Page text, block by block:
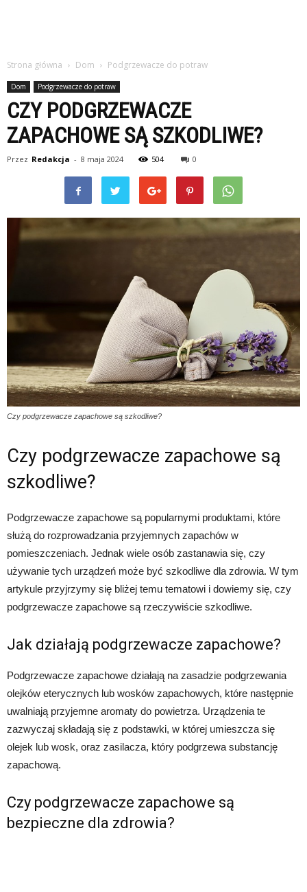
Strona główna Dom Podgrzewacze do potraw
Dom Podgrzewacze do potraw
CZY PODGRZEWACZE
ZAPACHOWE SĄ SZKODLIWE?
Przez Redakcja - 8 maja 2024 504 0
Czy podgrzewacze zapachowe są szkodliwe?
Czy podgrzewacze zapachowe są
szkodliwe?
Podgrzewacze zapachowe są popularnymi produktami, które
służą do rozprowadzania przyjemnych zapachów w
pomieszczeniach. Jednak wiele osób zastanawia się, czy
używanie tych urządzeń może być szkodliwe dla zdrowia. W tym
artykule przyjrzymy się bliżej temu tematowi i dowiemy się, czy
podgrzewacze zapachowe są rzeczywiście szkodliwe.
Jak działają podgrzewacze zapachowe?
Podgrzewacze zapachowe działają na zasadzie podgrzewania
olejków eterycznych lub wosków zapachowych, które następnie
uwalniają przyjemne aromaty do powietrza. Urządzenia te
zazwyczaj składają się z podstawki, w której umieszcza się
olejek lub wosk, oraz zasilacza, który podgrzewa substancję
zapachową.
Czy podgrzewacze zapachowe są
bezpieczne dla zdrowia?